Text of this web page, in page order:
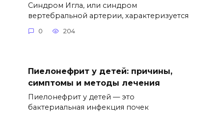
Синдром Игла, или синдром
вертебральной артерии, характеризуется
0 204
Пиелонефрит у детей: причины,
симптомы и методы лечения
Пиелонефрит у детей — это
бактериальная инфекция почек